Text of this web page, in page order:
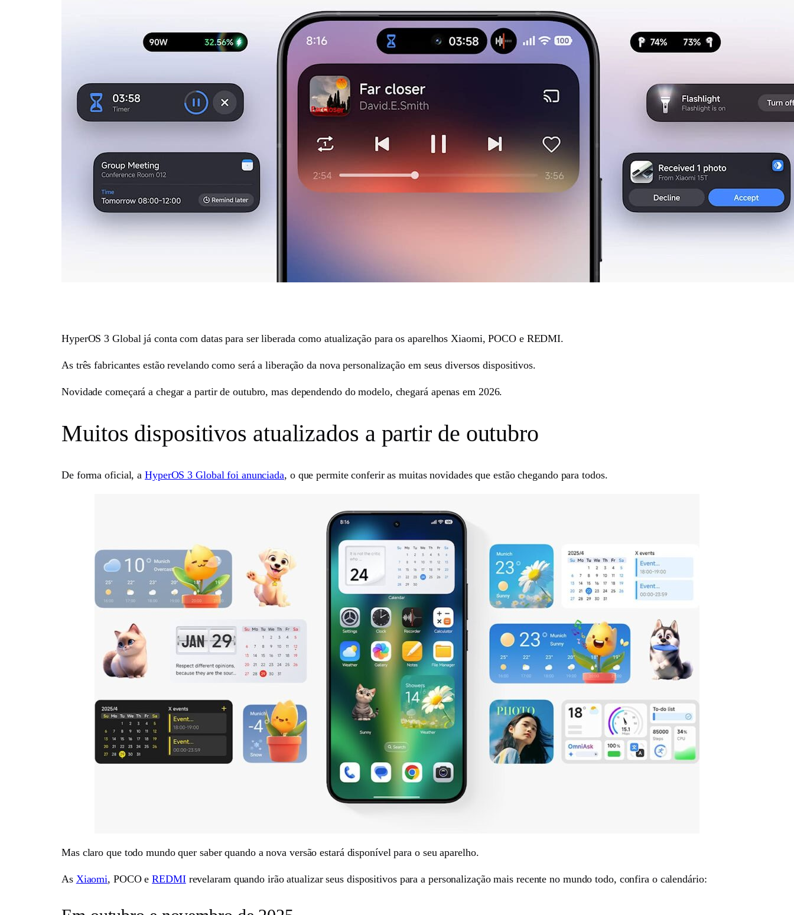
HyperOS 3 Global já conta com datas para ser liberada como atualização para os aparelhos Xiaomi, POCO e REDMI.
As três fabricantes estão revelando como será a liberação da nova personalização em seus diversos dispositivos.
Novidade começará a chegar a partir de outubro, mas dependendo do modelo, chegará apenas em 2026.
Muitos dispositivos atualizados a partir de outubro
De forma oficial, a HyperOS 3 Global foi anunciada, o que permite conferir as muitas novidades que estão chegando para todos.
Mas claro que todo mundo quer saber quando a nova versão estará disponível para o seu aparelho.
As Xiaomi, POCO eREDMIrevelaram quando irão atualizar seus dispositivos para a personalização mais recente no mundo todo, confira o calendário: